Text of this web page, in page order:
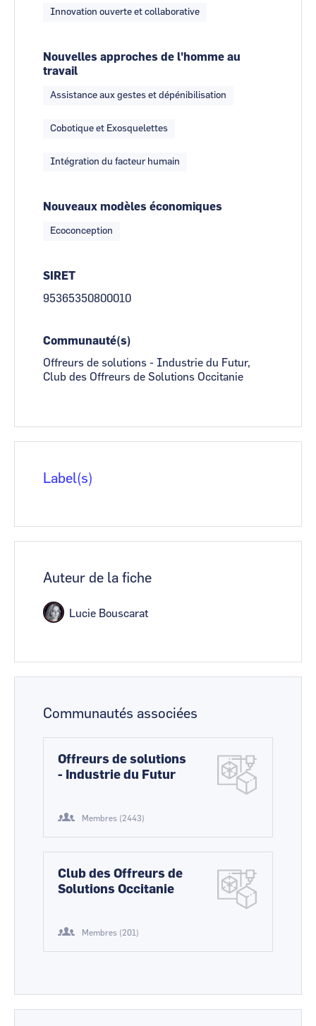
Innovation ouverte et collaborative
Nouvelles approches de l'homme au
travail
Assistance aux gestes et dépénibilisation
Cobotique et Exosquelettes
Intégration du facteur humain
Nouveaux modèles économiques
Ecoconception
SIRET
95365350800010
Communauté(s)
Offreurs de solutions - Industrie du Futur,
Club des Offreurs de Solutions Occitanie
Label(s)
Auteur de la fiche
Lucie Bouscarat
Communautés associées
Offreurs de solutions
- Industrie du Futur
Membres (2443)
Club des Offreurs de
Solutions Occitanie
Membres (201)